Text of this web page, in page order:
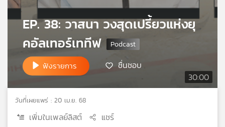
ไทย
พี
แผนที่
วิทยุ
เครือ
30:00
EP. 38: วาสนา วงสุดเปรี้ยวแห่งยุ
คอัลเทอร์เททีฟ
ฟังรายการ ชื่นชอบ
วันที่เผยแพร่ : 20 เม.ย. 68
เพิ่มในเพลย์ลิสต์ แชร์